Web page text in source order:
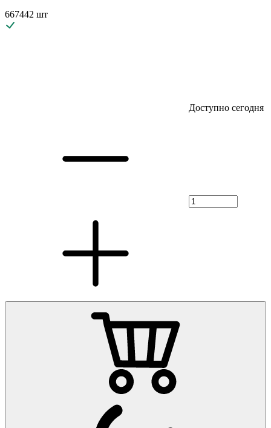
667442 шт
Доступно сегодня